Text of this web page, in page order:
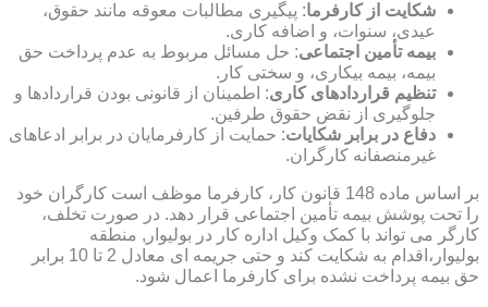
شکایت از کارفرما: پیگیری مطالبات معوقه مانند حقوق،
عیدی، سنوات، و اضافه کاری.
بیمه تأمین اجتماعی: حل مسائل مربوط به عدم پرداخت حق
بیمه، بیمه بیکاری، و سختی کار.
تنظیم قراردادهای کاری: اطمینان از قانونی بودن قراردادها و
جلوگیری از نقض حقوق طرفین.
دفاع در برابر شکایات: حمایت از کارفرمایان در برابر ادعاهای
غیرمنصفانه کارگران.
بر اساس ماده 148 قانون کار، کارفرما موظف است کارگران خود
را تحت پوشش بیمه تأمین اجتماعی قرار دهد. در صورت تخلف،
کارگر می تواند با کمک وکیل اداره کار در بولیوار, منطقه
بولیوار،اقدام به شکایت کند و حتی جریمه ای معادل 2 تا 10 برابر
حق بیمه پرداخت نشده برای کارفرما اعمال شود.